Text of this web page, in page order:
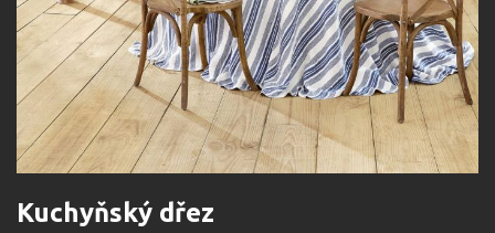
Kuchyňský dřez